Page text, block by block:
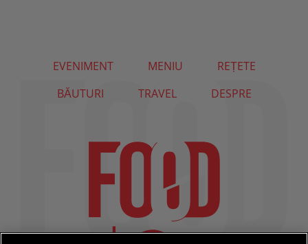
EVENIMENT MENIU
REȚETE
BĂUTURI
TRAVEL DESPRE